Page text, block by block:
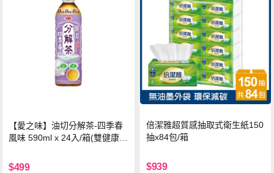
【愛之味】油切分解茶-四季春
風味 590ml x 24入/箱(雙健康認
$499
倍潔雅超質感抽取式衛生紙150
抽x84包/箱
$939